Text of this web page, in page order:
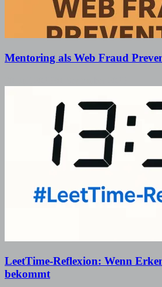
Mentoring als Web Fraud
LeetTime-Reflexion: Wenn
bekommt